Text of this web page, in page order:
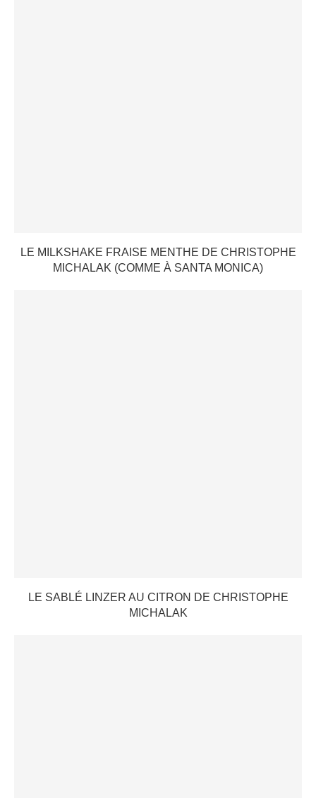
LE MILKSHAKE FRAISE MENTHE DE CHRISTOPHE
MICHALAK (COMME À SANTA MONICA)
LE SABLÉ LINZER AU CITRON DE CHRISTOPHE
MICHALAK